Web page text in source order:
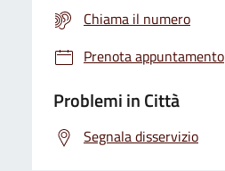
Chiama il numero
Prenota appuntamento
Problemi in Città
Segnala disservizio